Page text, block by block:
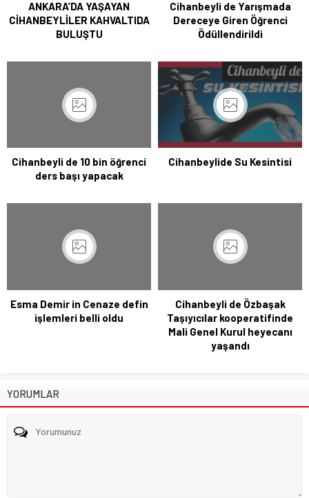
ANKARA’DA YAŞAYAN
CİHANBEYLİLER KAHVALTIDA
BULUŞTU
Cihanbeyli de Yarışmada
Dereceye Giren Öğrenci
Ödüllendirildi
Cihanbeyli de 10 bin öğrenci
ders başı yapacak
Cihanbeylide Su Kesintisi
Esma Demir in Cenaze defin
işlemleri belli oldu
Cihanbeyli de Özbaşak
Taşıyıcılar kooperatifinde
Mali Genel Kurul heyecanı
yaşandı
YORUMLAR